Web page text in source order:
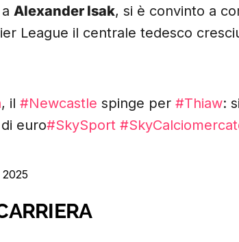
Alexander Isak, si è convinto a
League il centrale tedesco
, il #Newcastle spinge per #Thiaw:
euro#SkySport